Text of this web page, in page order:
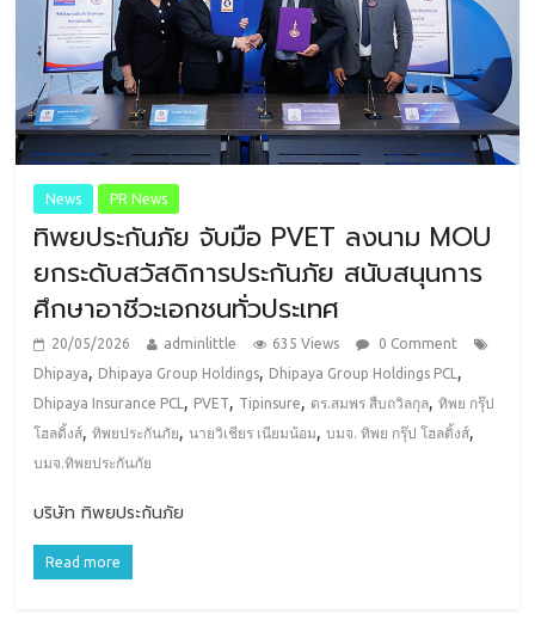
News PR News
ทิพยประกันภัย จับมือ PVET ลงนาม MOU
ยกระดับสวัสดิการประกันภัย สนับสนุนการ
ศึกษาอาชีวะเอกชนทั่วประเทศ
20/05/2026 adminlittle 635 Views
0 Comment
Dhipaya, Dhipaya Group Holdings, Dhipaya Group Holdings PCL ,
Dhipaya Insurance PCL , PVET, Tipinsure, ดร.สมพร สืบถวิลกุล,ทิพย กรุ๊ป
โฮลดิ้งส์,ทิพยประกันภัย,นายวิเชียร เนียมน้อม,บมจ. ทิพย กรุ๊ป โฮลดิ้งส์,
บมจ.ทิพยประกันภัย
บริษัท ทิพยประกันภัย
Read more